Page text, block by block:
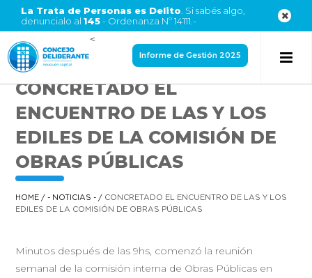
La Trata de Personas es Delito . Si sabés algo,
denuncialo al 145- Ordenanza Nº 14111.-
<
Informe de Gestión 2025
CONCRETADO EL
ENCUENTRO DE LAS Y LOS
EDILES DE LA COMISIÓN DE
OBRAS PÚBLICAS
HOME /- NOTICIAS - / CONCRETADO EL ENCUENTRO DE LAS Y LOS
EDILES DE LA COMISIÓN DE OBRAS PÚBLICAS
Minutos después de las 9hs, comenzó la reunión
semanal de la comisión interna de Obras Públicas en